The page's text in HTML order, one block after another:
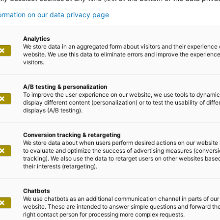
2021
der Leipziger Messe, gestaltet
extra startet heute das Lesefest der Leipziger
Tausenden von Ausstellern, Besucherin-
werden. An diese Stelle tritt nun Leipzig liest
on our data privacy page
Analytics
We store data in an aggregated form about visitors and their experience
website. We use this data to eliminate errors and improve the
visitors.
A/B testing & personalization
To improve the user experience on our website, we use tools to
display different content (personalization) or to test the usability of
displays (A/B testing).
Conversion tracking & retargeting
We store data about when users perform desired actions on our website
to evaluate and optimize the success of advertising measures
tracking). We also use the data to retarget users on other websites
their interests (retargeting).
Chatbots
We use chatbots as an additional communication channel in parts of our
website. These are intended to answer simple questions and forward
right contact person for processing more complex requests.